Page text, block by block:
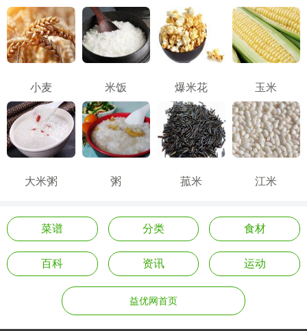
小麦 米饭 爆米花 玉米
大米粥 粥 菰米 江米
菜谱 分类 食材
百科 资讯 运动
益优网首页